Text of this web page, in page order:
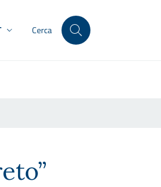
Cerca